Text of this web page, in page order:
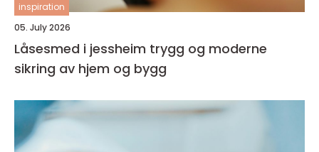
inspiration
05. July 2026
Låsesmed i jessheim trygg og moderne
sikring av hjem og bygg